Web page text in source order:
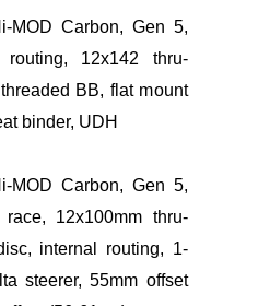
SuperSix EVO 1 SL
MOD Carbon, Gen 5,
routing, 12x142 thru-
BB, flat mount
binder, UDH